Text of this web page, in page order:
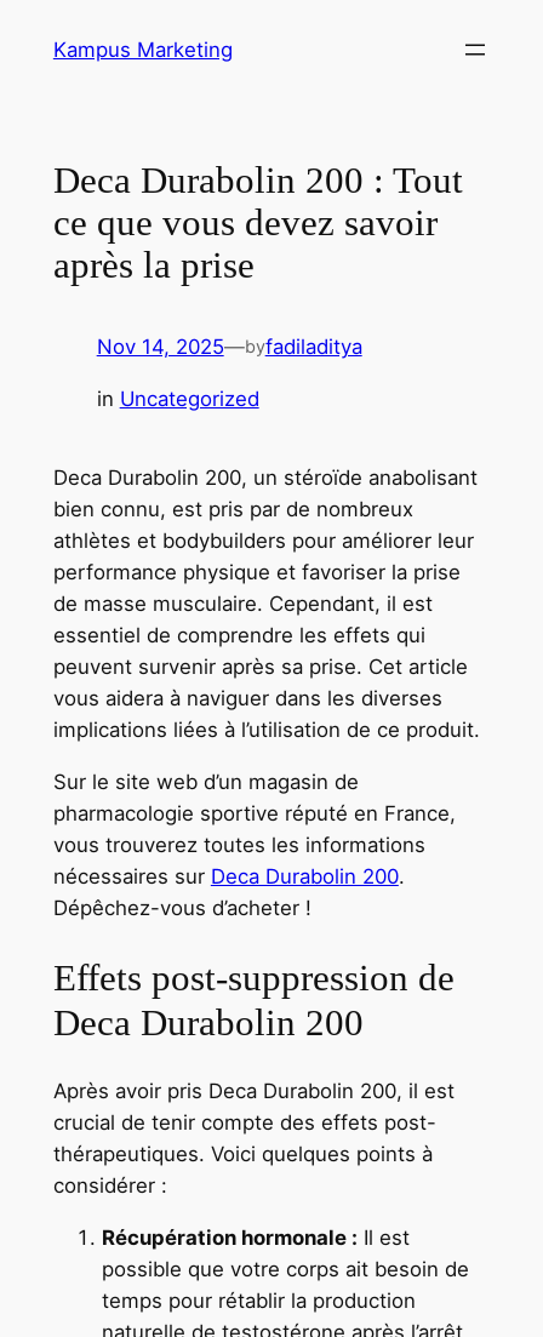
Kampus Marketing
Deca Durabolin 200 : Tout
ce que vous devez savoir
après la prise
Nov 14, 2025—byfadiladitya
in Uncategorized
Deca Durabolin 200, un stéroïde anabolisant
bien connu, est pris par de nombreux
athlètes et bodybuilders pour améliorer leur
performance physique et favoriser la prise
de masse musculaire. Cependant, il est
essentiel de comprendre les effets qui
peuvent survenir après sa prise. Cet article
vous aidera à naviguer dans les diverses
implications liées à l’utilisation de ce produit.
Sur le site web d’un magasin de
pharmacologie sportive réputé en France,
vous trouverez toutes les informations
nécessaires sur Deca Durabolin 200.
Dépêchez-vous d’acheter !
Effets post-suppression de
Deca Durabolin 200
Après avoir pris Deca Durabolin 200, il est
crucial de tenir compte des effets post-
thérapeutiques. Voici quelques points à
considérer :
Récupération hormonale : Il est
possible que votre corps ait besoin de
temps pour rétablir la production